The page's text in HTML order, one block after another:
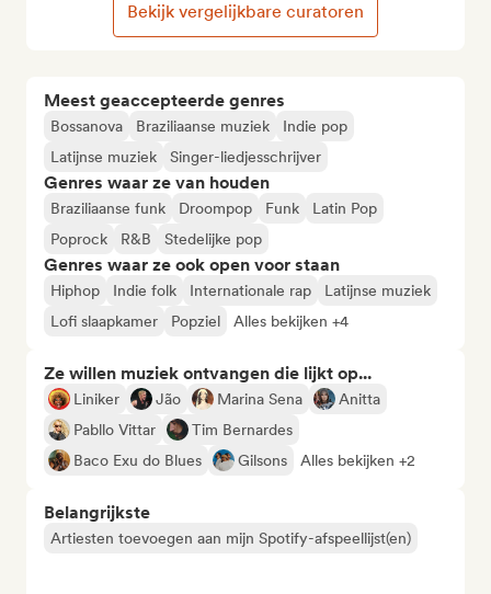
Meest geaccepteerde genres
Bossanova Braziliaanse muziek
Indie pop
Latijnse muziek
Singer-liedjesschrijver
Genres waar ze van houden
Braziliaanse funk Droompop Funk
Latin Pop
Poprock
R&B Stedelijke pop
Genres waar ze ook open voor staan
Hiphop Indie folk Internationale rap
Latijnse muziek
Lofi slaapkamer
Popziel Alles bekijken +4
Ze willen muziek ontvangen die lijkt op...
Liniker Jão Marina Sena
Anitta
Pabllo Vittar
Tim Bernardes
Baco Exu do Blues
Gilsons Alles bekijken +2
Belangrijkste
Artiesten toevoegen aan mijn Spotify-afspeellijst(en)
Bekijk vergelijkbare curatoren